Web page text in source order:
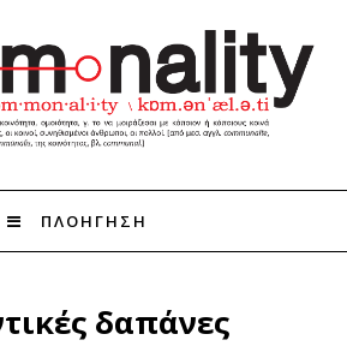
ΠΛΟΗΓΗΣΗ
δαπάνες